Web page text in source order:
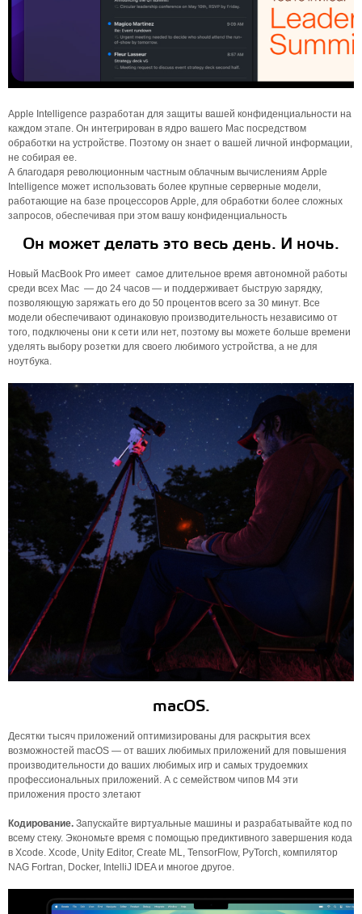
Apple Intelligence разработан для защиты вашей конфиденциальности на
каждом этапе. Он интегрирован в ядро ​​вашего Mac посредством
обработки на устройстве. Поэтому он знает о вашей личной информации,
не собирая ее.
А благодаря революционным частным облачным вычислениям Apple
Intelligence может использовать более крупные серверные модели,
работающие на базе процессоров Apple, для обработки более сложных
запросов, обеспечивая при этом вашу конфиденциальность
Он может делать это весь день. И ночь.
Новый MacBook Pro имеет самое длительное время автономной работы
среди всех Mac — до 24 часов — и поддерживает быструю зарядку,
позволяющую заряжать его до 50 процентов всего за 30 минут. Все
модели обеспечивают одинаковую производительность независимо от
того, подключены они к сети или нет, поэтому вы можете больше времени
уделять выбору розетки для своего любимого устройства, а не для
ноутбука.
macOS.
Десятки тысяч приложений оптимизированы для раскрытия всех
возможностей macOS — от ваших любимых приложений для повышения
производительности до ваших любимых игр и самых трудоемких
профессиональных приложений. А с семейством чипов M4 эти
приложения просто злетают
Кодирование. Запускайте виртуальные машины и разрабатывайте код по
всему стеку. Экономьте время с помощью предиктивного завершения кода
в Xcode. Xcode, Unity Editor, Create ML, TensorFlow, PyTorch, компилятор
NAG Fortran, Docker, IntelliJ IDEA и многое другое.